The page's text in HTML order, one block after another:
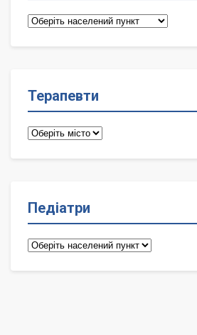
Сімейні
Терапевти
Терапевти
Педіатри
Педіатри